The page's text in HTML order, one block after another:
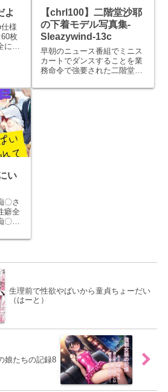
よ
様
枚
に架
され
【chrl100】二階堂沙耶
の下着モデル写真集-
Sleazywind-13c
早朝のニュース番組でミニス
カートでダンスすることを業
務命令で強要された二階堂沙
で…せっかくなので無許可で
い
〇さ
癖全
〇行
てほ
手に
エ
に
生理前で性欲やばいから童貞ちょーだい
（はーと）
娘たちの記録8